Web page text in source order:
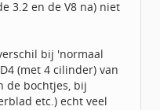
3.2 en de V8 na) niet
bij 'normaal
(met 4 cilinder) van
de bochtjes, bij
etc.) echt veel